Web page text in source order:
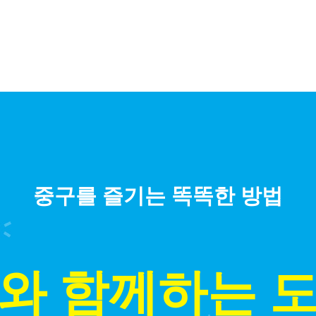
중구를 즐기는 똑똑한 방법
함께하는